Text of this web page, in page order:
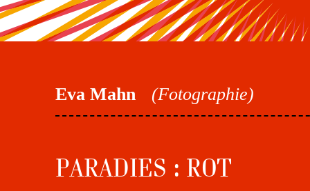
Eva Mahn (Fotographie)
PARADIES : ROT